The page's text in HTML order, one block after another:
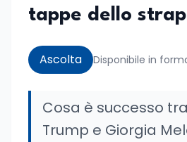
tappe dello
Ascolta Disponibile in
Cosa è successo
Trump e Giorgia